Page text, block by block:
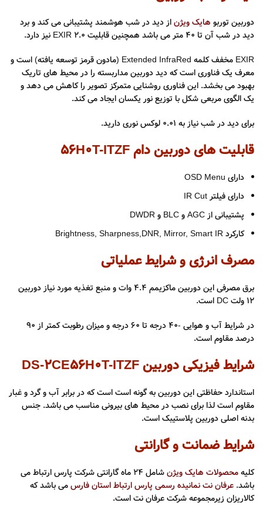
دوربین توربو هایک ویژناز دید در شب هوشمند پشتیبانی می کند و برد
دید در شب آن تا 40 متر می باشد همچنین قابلیت EXIR 2.0 نیز دارد.
EXIR مخفف کلمه Extended InfraRed (مادون قرمز توسعه یافته) است و
معرف یک فناوری است که دید دوربین مداربسته را در محیط های تاریک
بهبود می بخشد. این فناوری روشنایی متمرکز تصویر را کاهش می دهد و
یک الگوی مربعی شکل با توزیع نور یکسان ایجاد می کند.
برای دید در شب نیاز به ۰.۰۱ لوکس نوری دارید.
قابلیت های دوربین دام ۵۶H0T-ITZF
دارای OSD Menu
دارای فیلتر IR Cut
پشتیبانی از AGC و BLC و DWDR
کارکرد Brightness, Sharpness,DNR, Mirror, Smart IR
مصرف انرژی و شرایط عملیاتی
برق مصرفی این دوربین ماکزیمم ۴.4 وات و منبع تغذیه مورد نیاز دوربین
۱۲ ولت DC است.
در شرایط آب و هوایی -۴۰ درجه تا ۶۰ درجه و میزان رطوبت کمتر از ۹۰
درصد مقاوم است.
شرایط فیزیکی دوربین DS-2CE56H0T-ITZF
استاندارد حفاظتی این دوربین به گونه است است که در برابر آب و گرد و غبار
مقاوم است لذا برای نصب در محیط های بیرونی مناسب می باشد. جنس
بدنه اصلی دوربین پلاستیبک است.
شرایط ضمانت و گارانتی
کلیهمحصولات هایک ویژن
شامل ۲۴ ماه گارانتی شرکت پارس ارتباط می
باشد. عرفان نت نمانیده رسمی پارس ارتباط استان فارسمی باشد که
کالاریزان زیرمجموعه شرکت عرفان نت است.